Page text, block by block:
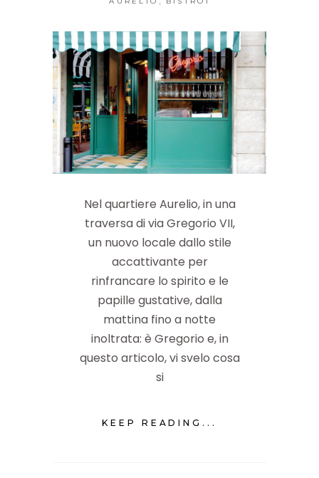
Nel quartiere Aurelio, in una
traversa di via Gregorio VII,
un nuovo locale dallo stile
accattivante per
rinfrancare lo spirito e le
papille gustative, dalla
mattina fino a notte
inoltrata: è Gregorio e, in
questo articolo, vi svelo cosa
si
KEEP READING...